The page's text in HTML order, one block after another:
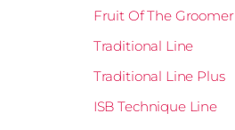
Fruit Of The Groomer
Traditional Line
Traditional Line Plus
ISB Technique Line